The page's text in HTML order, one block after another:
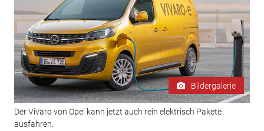
Bildergalerie
Der Vivaro von Opel kann jetzt auch rein elektrisch Pakete
ausfahren.